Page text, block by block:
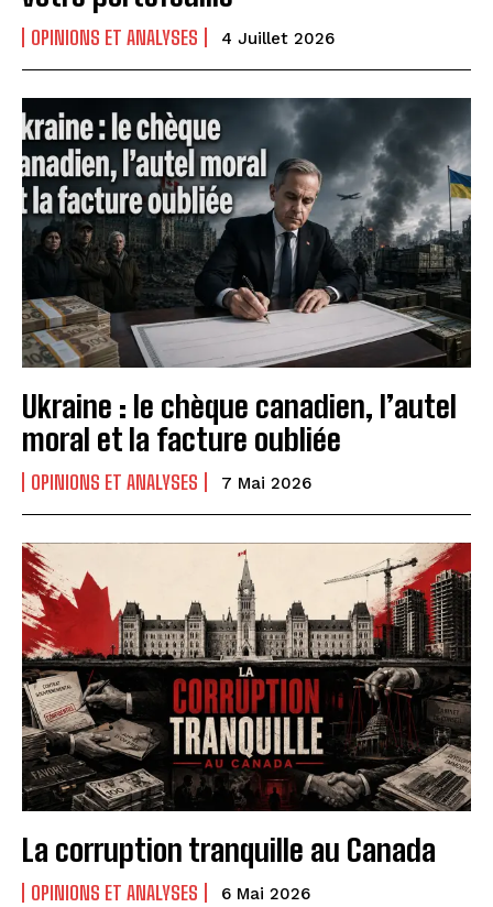
OPINIONS ET ANALYSES 4 Juillet 2026
Ukraine : le chèque canadien, l’autel
moral et la facture oubliée
OPINIONS ET ANALYSES 7 Mai 2026
La corruption tranquille au Canada
OPINIONS ET ANALYSES 6 Mai 2026